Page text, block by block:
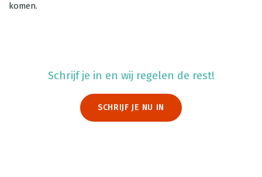
komen.
Schrijf je in en wij regelen de rest!
SCHRIJF JE NU IN